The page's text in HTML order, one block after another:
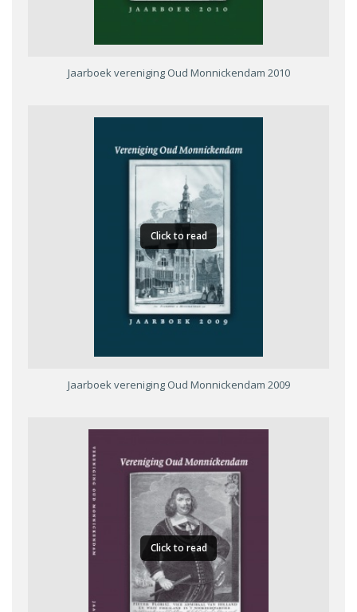
Jaarboek vereniging Oud Monnickendam 2010
Click to read
Jaarboek vereniging Oud Monnickendam 2009
Click to read